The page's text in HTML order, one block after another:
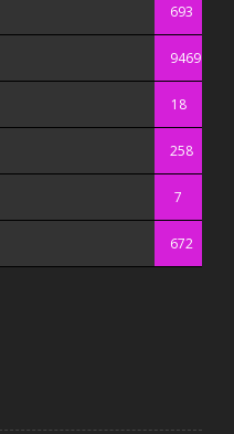
693
9469
18
258
7
672